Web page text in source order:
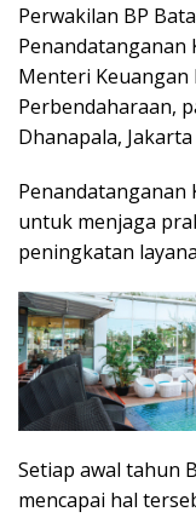
Perwakilan BP
Penandatanganan
Menteri Keuangan
Perbendaharaan,
Dhanapala, Jakarta
Penandatanganan
untuk menjaga
peningkatan
Setiap awal tahun
mencapai hal